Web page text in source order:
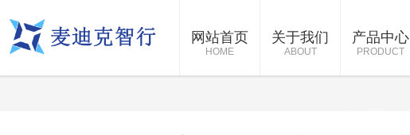
网站首页
HOME
关于我们
ABOUT
产品中心
PRODUCT